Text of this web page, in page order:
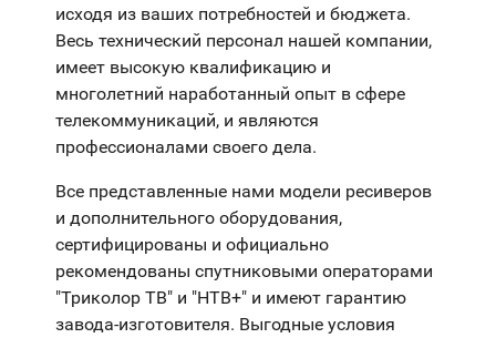
исходя из ваших потребностей и бюджета.
Весь технический персонал нашей компании,
имеет высокую квалификацию и
многолетний наработанный опыт в сфере
телекоммуникаций, и являются
профессионалами своего дела.
Все представленные нами модели ресиверов
и дополнительного оборудования,
сертифицированы и официально
рекомендованы спутниковыми операторами
"Триколор ТВ" и "НТВ+" и имеют гарантию
завода-изготовителя. Выгодные условия